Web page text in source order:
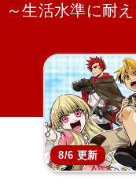
生活水準に耐
8/6 更新